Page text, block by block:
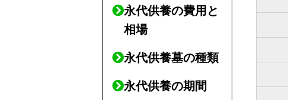
永代供養の費用と
相場
永代供養墓の種類
永代供養の期間